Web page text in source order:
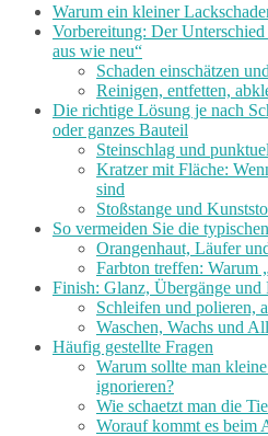
Warum ein kleiner
Vorbereitung: Der
aus wie neu“
Schaden einschätzen
Reinigen, entfetten,
Die richtige Lösung je nach
oder ganzes Bauteil
Steinschlag und
Kratzer mit Fläche:
sind
Stoßstange und
So vermeiden Sie die
Orangenhaut, Läufer
Farbton treffen: Warum
Finish: Glanz, Übergänge und
Schleifen und polieren,
Waschen, Wachs und
Häufig gestellte Fragen
Warum sollte man
ignorieren?
Wie schaetzt man die
Worauf kommt es beim